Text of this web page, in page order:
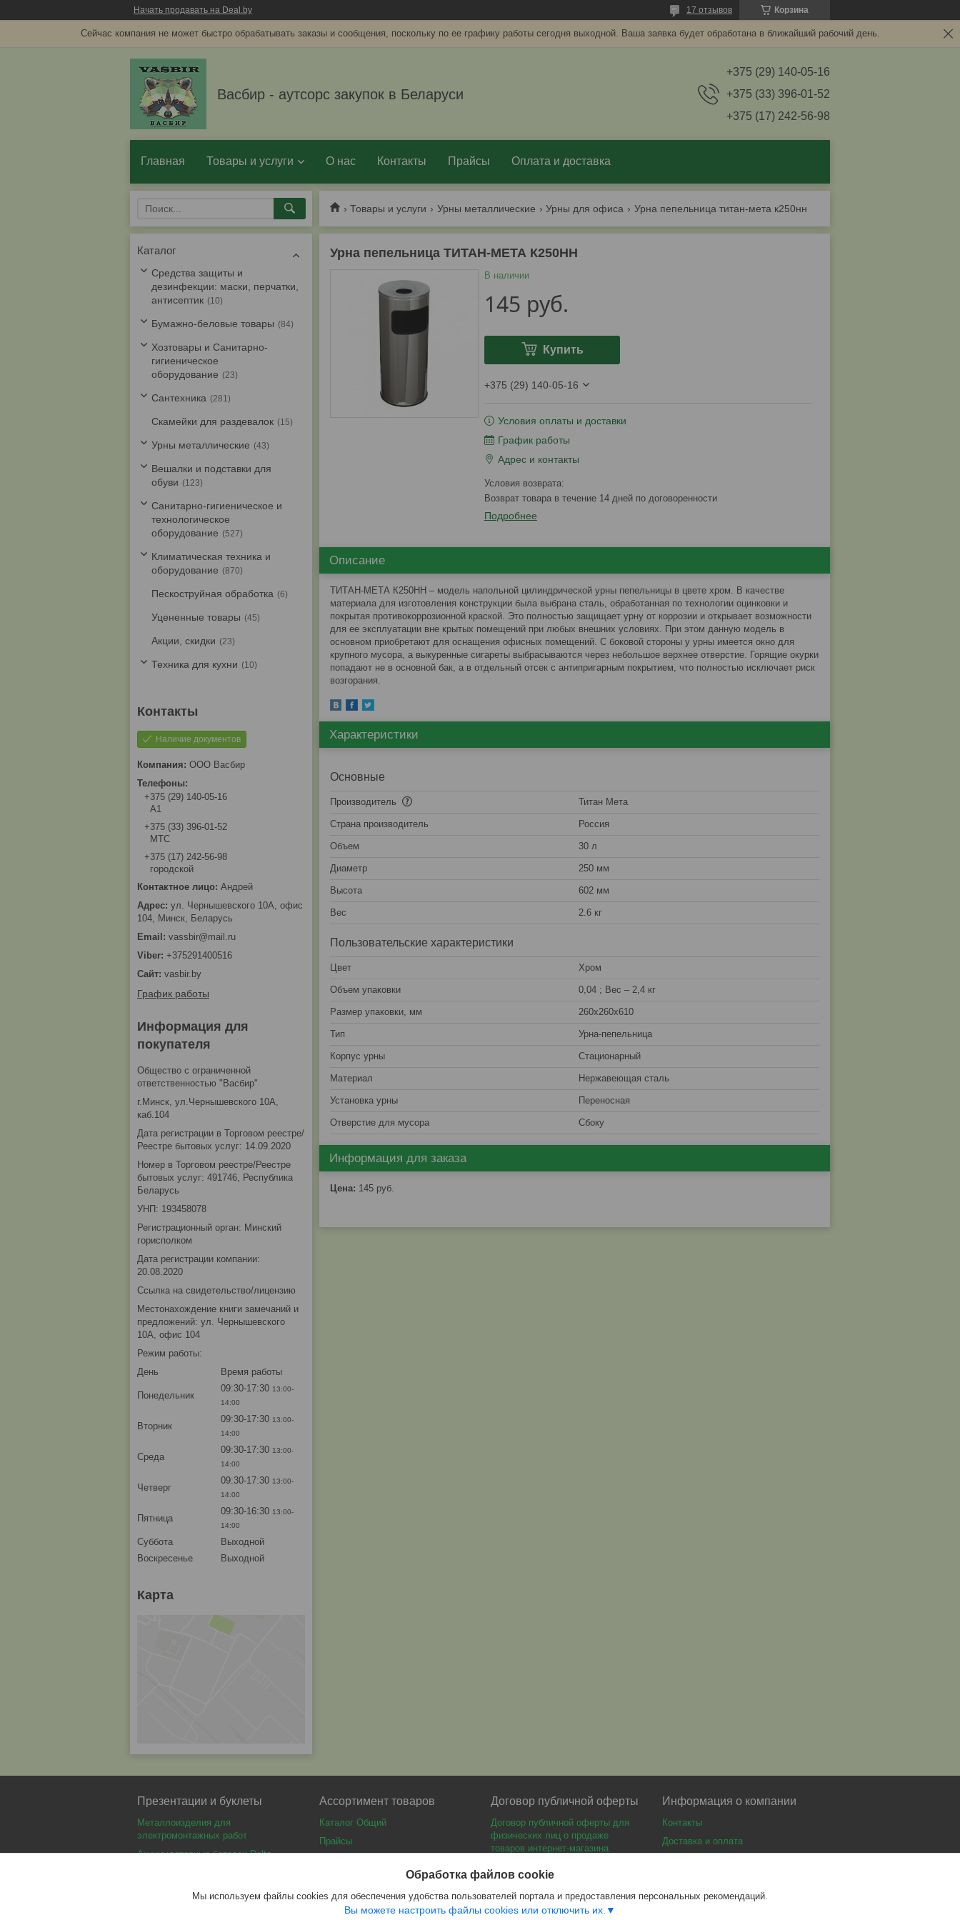
Начать продавать на Deal.by Корзина
17 отзывов
Сейчас компания не может быстро обрабатывать заказы и сообщения, поскольку по ее графику работы сегодня выходной. Ваша заявка будет обработана в ближайший рабочий день.
Васбир - аутсорс закупок в Беларуси
+375 (29) 140-05-16
+375 (33) 396-01-52
+375 (17) 242-56-98
Главная Товары и услуги О нас Контакты Прайсы Оплата и доставка
Товары и услуги Урны металлические Урны для офиса Урна пепельница титан-мета к250нн
Урна пепельница ТИТАН-МЕТА К250НН
В наличии
145 руб.
Купить
+375 (29) 140-05-16
Условия оплаты и доставки
График работы
Адрес и контакты
возврат товара в течение 14 дней по договоренности
Подробнее
Описание
ТИТАН-МЕТА К250НН – модель напольной цилиндрической урны пепельницы в цвете хром. В качестве
материала для изготовления конструкции была выбрана сталь, обработанная по технологии оцинковки и
покрытая противокоррозионной краской. Это полностью защищает урну от коррозии и открывает возможности
для ее эксплуатации вне крытых помещений при любых внешних условиях. При этом данную модель в
основном приобретают для оснащения офисных помещений. С боковой стороны у урны имеется окно для
крупного мусора, а выкуренные сигареты выбрасываются через небольшое верхнее отверстие. Горящие окурки
попадают не в основной бак, а в отдельный отсек с антипригарным покрытием, что полностью исключает риск
возгорания.
Характеристики
Основные
Производитель Титан Мета
Страна производитель Россия
Объем 30 л
Диаметр 250 мм
Высота 602 мм
Вес 2.6 кг
Пользовательские характеристики
Цвет Хром
Объем упаковки 0,04 ; Вес – 2,4 кг
Размер упаковки, мм 260х260х610
Тип Урна-пепельница
Корпус урны Стационарный
Материал Нержавеющая сталь
Установка урны Переносная
Отверстие для мусора Сбоку
Информация для заказа
Цена: 145 руб.
Каталог
Средства защиты и
дезинфекции: маски, перчатки,
антисептик
10
Бумажно-беловые товары 84
Хозтовары и Санитарно-
гигиеническое
оборудование
23
Cантехника 281
Скамейки для раздевалок 15
Урны металлические 43
Вешалки и подставки для
обуви
123
Санитарно-гигиеническое и
технологическое
оборудование
527
Климатическая техника и
оборудование
870
Пескоструйная обработка 6
Уцененные товары 45
Акции, скидки 23
Техника для кухни 10
Наличие документов
ООО Васбир
+375 (29) 140-05-16
A1
+375 (33) 396-01-52
МТС
+375 (17) 242-56-98
городской
Андрей
ул. Чернышевского 10А, офис
104, Минск, Беларусь
vassbir@mail.ru
+375291400516
vasbir.by
График работы
Информация для
покупателя
Общество с ограниченной
ответственностью "Васбир"
г.Минск, ул.Чернышевского 10А,
каб.104
Дата регистрации в Торговом реестре/
Реестре бытовых услуг: 14.09.2020
Номер в Торговом реестре/Реестре
бытовых услуг: 491746, Республика
Беларусь
УНП: 193458078
Регистрационный орган: Минский
горисполком
Дата регистрации компании:
20.08.2020
Ссылка на свидетельство/лицензию
Местонахождение книги замечаний и
предложений: ул. Чернышевского
10А, офис 104
Режим работы:
День
Время работы
Понедельник
09:30-17:30 13:00-
14:00
Вторник
09:30-17:30 13:00-
14:00
Среда
09:30-17:30 13:00-
14:00
Четверг
09:30-17:30 13:00-
14:00
Пятница
09:30-16:30 13:00-
14:00
Суббота
Выходной
Воскресенье
Выходной
Карта
Презентации и буклеты
Металлоизделия для
электромонтажных работ
Аккумуляторные батареи Delta
Аккумуляторные батареи Security
Ассортимент товаров
Каталог Общий
Прайсы
Договор публичной оферты
Договор публичной оферты для
физических лиц о продаже
товаров интернет-магазина
Информация о компании
Контакты
Доставка и оплата
Обработка файлов cookie
Мы используем файлы cookies для обеспечения удобства пользователей портала и предоставления персональных рекомендаций.
Вы можете настроить файлы cookies или отключить их.